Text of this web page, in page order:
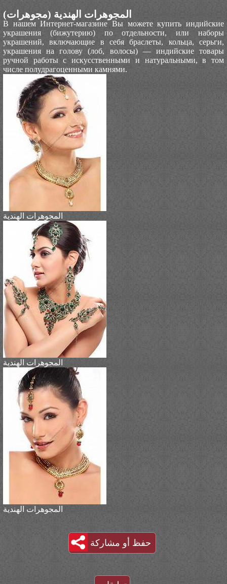
المجوهرات الهندية (مجوهرات)
В нашем Интернет-магазине Вы можете купить индийские
украшения (бижутерию) по отдельности, или наборы
украшений, включающие в себя браслеты, кольца, серьги,
украшения на голову (лоб, волосы) — индийские товары
ручной работы с искусственными и натуральными, в том
числе полудрагоценными камнями.
المجوهرات الهندية
المجوهرات الهندية
المجوهرات الهندية
حفظ أو مشاركة